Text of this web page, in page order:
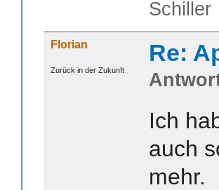
Schiller
Florian
Zurück in der Zukunft
Re:
Ich
auch
mehr.